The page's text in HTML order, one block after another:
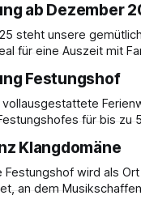
Musiker die
nicht nur für die
ab Dezember
steht unsere
für eine Auszeit mit
und erholsame
5 Erwachsene:
Buchungen sind
Festungshof
für bis zu
im
zur Veste Coburg,
steht in völlig neu
Klangdomäne
Festungshof wird als
an dem